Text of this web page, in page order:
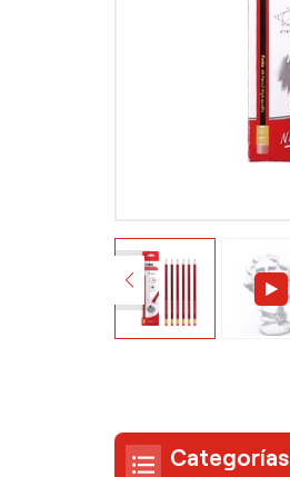
Categorías